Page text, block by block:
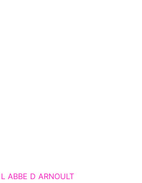
ABBE D ARNOULT